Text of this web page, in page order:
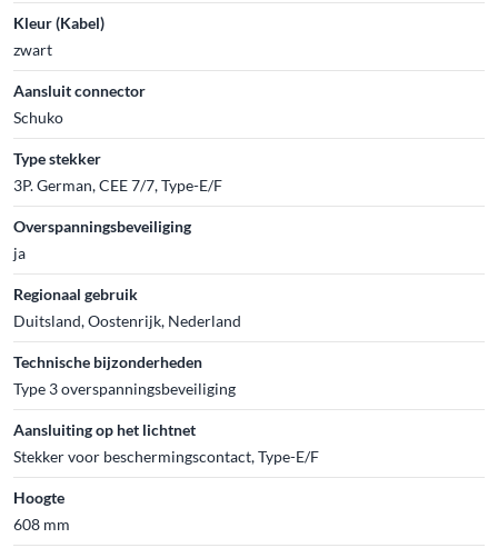
Kleur (Kabel)
zwart
Aansluit connector
Schuko
Type stekker
3P. German, CEE 7/7, Type-E/F
Overspanningsbeveiliging
ja
Regionaal gebruik
Duitsland, Oostenrijk, Nederland
Technische bijzonderheden
Type 3 overspanningsbeveiliging
Aansluiting op het lichtnet
Stekker voor beschermingscontact, Type-E/F
Hoogte
608 mm